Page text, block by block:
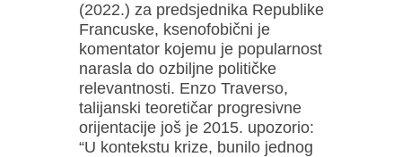
(2022.) za predsjednika Republike
Francuske, ksenofobični je
komentator kojemu je popularnost
narasla do ozbiljne političke
relevantnosti. Enzo Traverso,
talijanski teoretičar progresivne
orijentacije još je 2015. upozorio:
“U kontekstu krize, bunilo jednog